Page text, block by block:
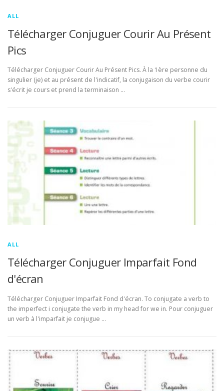
ALL
Télécharger Conjuguer Courir Au Présent
Pics
Télécharger Conjuguer Courir Au Présent Pics. À la 1ère personne du
singulier (je) et au présent de l'indicatif, la conjugaison du verbe courir
s'écrit je cours et prend la terminaison …
ALL
Télécharger Conjuguer Imparfait Fond
d'écran
Télécharger Conjuguer Imparfait Fond d'écran. To conjugate a verb to
the imperfect i conjugate the verb in my head for we in. Pour conjuguer
un verb à l'imparfait je conjugue …